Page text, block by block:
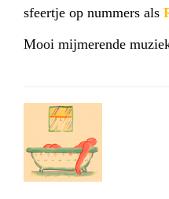
sfeertje op nummers als
Mooi mijmerende